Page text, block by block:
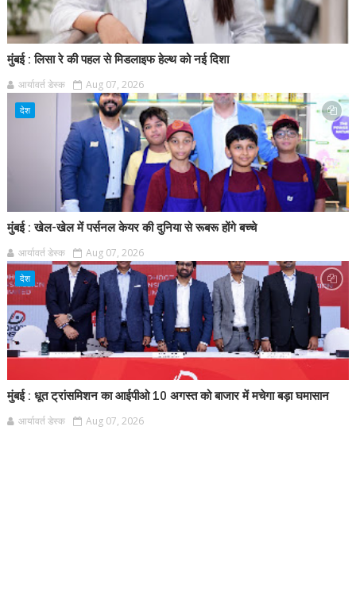
मुंबई : लिसा रे की पहल से मिडलाइफ हेल्थ को नई दिशा
आर्यावर्त डेस्क Aug 07, 2026
देश
मुंबई : खेल-खेल में पर्सनल केयर की दुनिया से रूबरू होंगे बच्चे
आर्यावर्त डेस्क Aug 07, 2026
देश
मुंबई : धूत ट्रांसमिशन का आईपीओ 10 अगस्त को बाजार में मचेगा बड़ा घमासान
आर्यावर्त डेस्क Aug 07, 2026